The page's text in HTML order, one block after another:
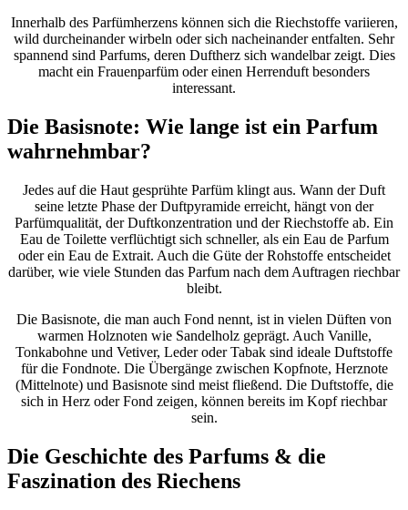
Innerhalb des Parfümherzens können sich die Riechstoffe variieren,
wild durcheinander wirbeln oder sich nacheinander entfalten. Sehr
spannend sind Parfums, deren Duftherz sich wandelbar zeigt. Dies
macht ein Frauenparfüm oder einen Herrenduft besonders
interessant.
Die Basisnote: Wie lange ist ein Parfum
wahrnehmbar?
Jedes auf die Haut gesprühte Parfüm klingt aus. Wann der Duft
seine letzte Phase der Duftpyramide erreicht, hängt von der
Parfümqualität, der Duftkonzentration und der Riechstoffe ab. Ein
Eau de Toilette verflüchtigt sich schneller, als ein Eau de Parfum
oder ein Eau de Extrait. Auch die Güte der Rohstoffe entscheidet
darüber, wie viele Stunden das Parfum nach dem Auftragen riechbar
bleibt.
Die Basisnote, die man auch Fond nennt, ist in vielen Düften von
warmen Holznoten wie Sandelholz geprägt. Auch Vanille,
Tonkabohne und Vetiver, Leder oder Tabak sind ideale Duftstoffe
für die Fondnote. Die Übergänge zwischen Kopfnote, Herznote
(Mittelnote) und Basisnote sind meist fließend. Die Duftstoffe, die
sich in Herz oder Fond zeigen, können bereits im Kopf riechbar
sein.
Die Geschichte des Parfums & die
Faszination des Riechens